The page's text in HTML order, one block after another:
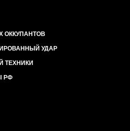
ОККУПАНТОВ
УДАР
ТЕХНИКИ
РФ